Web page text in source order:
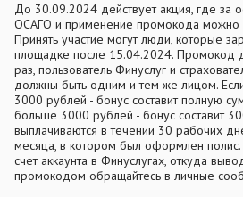
До 30.09.2024 действует акция, где за
ОСАГО и применение промокода можно
Принять участие могут люди, которые
площадке после 15.04.2024. Промокод
раз, пользователь Финуслуг и
должны быть одним и тем же лицом.
3000 рублей - бонус составит полную
больше 3000 рублей - бонус составит
выплачиваются в течении 30 рабочих
месяца, в котором был оформлен полис.
счет аккаунта в Финуслугах, откуда
промокодом обращайтесь в личные